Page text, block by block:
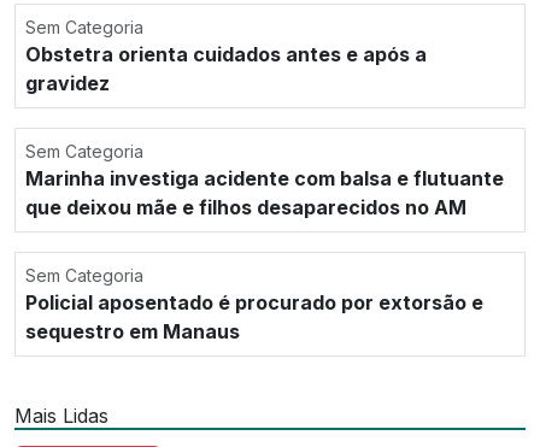
Sem Categoria
Obstetra orienta cuidados antes e após a
gravidez
Sem Categoria
Marinha investiga acidente com balsa e flutuante
que deixou mãe e filhos desaparecidos no AM
Sem Categoria
Policial aposentado é procurado por extorsão e
sequestro em Manaus
Mais Lidas